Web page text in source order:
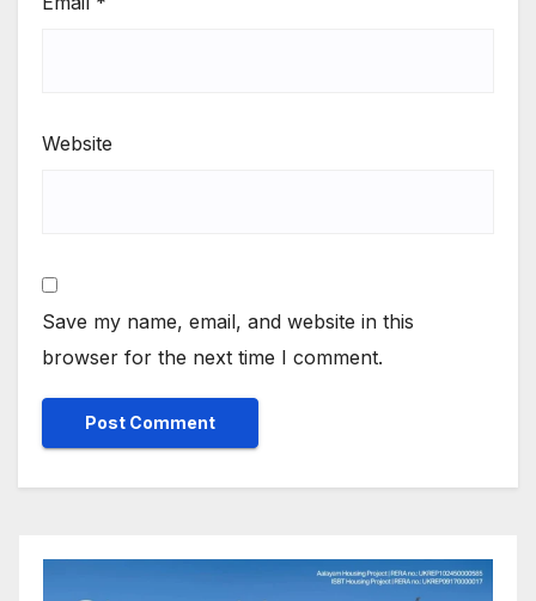
Website
Save my name, email, and website in this
browser for the next time I comment.